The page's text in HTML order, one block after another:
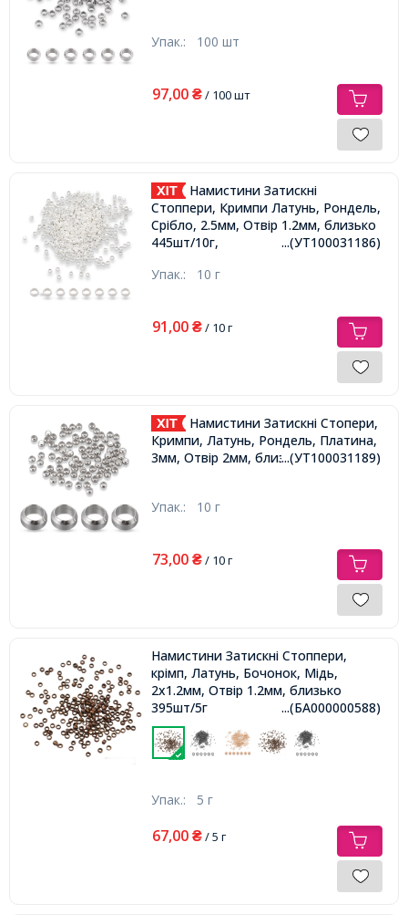
Упак.: 100 шт
97,00 ₴/ 100 шт
Намистини Затискні
Стоппери, Кримпи Латунь, Рондель,
Срібло, 2.5мм, Отвір 1.2мм, близько
445шт/10г,
...(УТ100031186)
Упак.: 10 г
91,00 ₴/ 10 г
Намистини Затискні Стопери,
Кримпи, Латунь, Рондель, Платина,
3мм, Отвір 2мм, близько 195шт/10г,
...(УТ100031189)
Упак.: 10 г
73,00 ₴/ 10 г
Намистини Затискні Стоппери,
крімп, Латунь, Бочонок, Мідь,
2х1.2мм, Отвір 1.2мм, близько
395шт/5г
...(БА000000588)
Упак.: 5 г
67,00 ₴/ 5 г